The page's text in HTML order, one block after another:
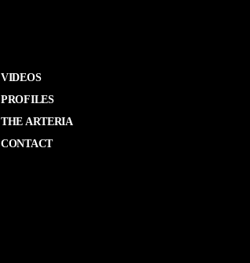
VIDEOS
PROFILES
THE ARTERIA
CONTACT